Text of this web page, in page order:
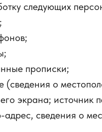
следующих
прописки;
(сведения о
экрана; источник
сведения о